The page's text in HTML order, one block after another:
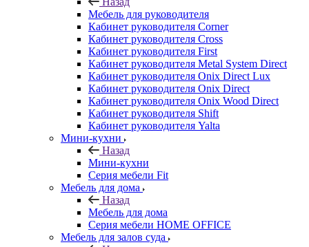
Мебель для руководителя
Кабинет руководителя Corner
Кабинет руководителя Cross
Кабинет руководителя First
Кабинет руководителя Metal System Direct
Кабинет руководителя Onix Direct Lux
Кабинет руководителя Onix Direct
Кабинет руководителя Onix Wood Direct
Кабинет руководителя Shift
Кабинет руководителя Yalta
Мини-кухни
Назад
Мини-кухни
Серия мебели Fit
Мебель для дома
Назад
Мебель для дома
Серия мебели HOME OFFICE
Мебель для залов суда